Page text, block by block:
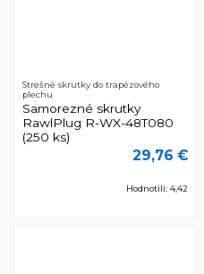
Strešné skrutky do trapézového
plechu
Samorezné skrutky
RawlPlug R-WX-48T080
(250 ks)
29,76 €
Hodnotili: 4,42